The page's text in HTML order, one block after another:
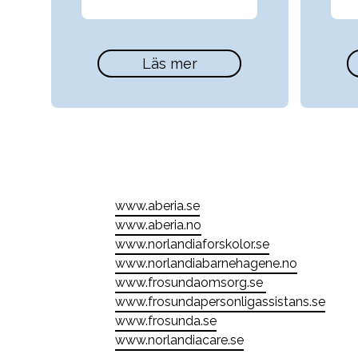
Läs mer
www.aberia.se
www.aberia.no
www.norlandiaforskolor.se
www.norlandiabarnehagene.no
www.frosundaomsorg.se
www.frosundapersonligassistans.se
www.frosunda.se
www.norlandiacare.se